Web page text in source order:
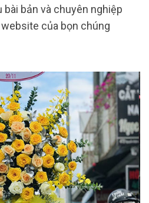
bản và chuyên nghiệp
của bọn chúng